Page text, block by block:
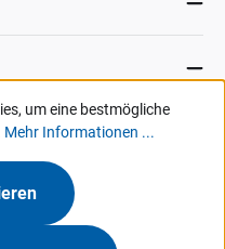
Verkaufsbedingungen
Portal
an Industrie, Handel,
um eine bestmögliche
Mehr Informationen ...